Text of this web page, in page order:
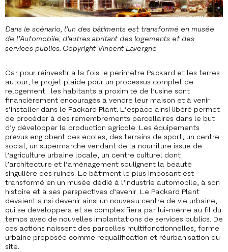
Dans le scénario, l’un des bâtiments est transformé en musée
de l’Automobile, d‘autres abritant des logements et des
services publics. Copyright Vincent Lavergne
Car pour réinvestir à la fois le périmètre Packard et les terres
autour, le projet plaide pour un processus complet de
relogement : les habitants à proximité de l’usine sont
financièrement encouragés à vendre leur maison et à venir
s’installer dans le Packard Plant. L’espace ainsi libéré permet
de procéder à des remembrements parcellaires dans le but
d’y développer la production agricole. Les équipements
prévus englobent des écoles, des terrains de sport, un centre
social, un supermarché vendant de la nourriture issue de
l’agriculture urbaine locale, un centre culturel dont
l’architecture et l’aménagement soulignent la beauté
singulière des ruines. Le bâtiment le plus imposant est
transformé en un musée dédié à l’industrie automobile, à son
histoire et à ses perspectives d’avenir. Le Packard Plant
devaient ainsi devenir ainsi un nouveau centre de vie urbaine,
qui se développera et se complexifiera par lui-même au fil du
temps avec de nouvelles implantations de services publics. De
ces actions naissent des parcelles multifonctionnelles, forme
urbaine proposée comme requalification et réurbanisation du
site.